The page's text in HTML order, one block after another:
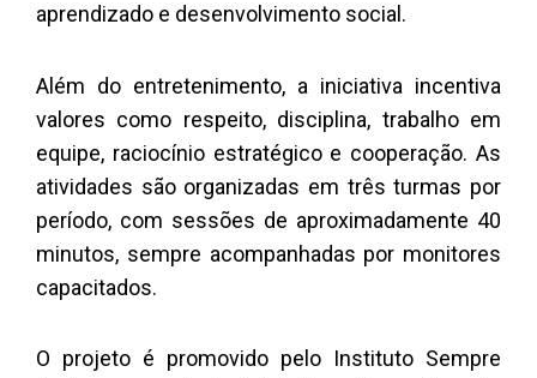
aprendizado e desenvolvimento social.
Além do entretenimento, a iniciativa incentiva
valores como respeito, disciplina, trabalho em
equipe, raciocínio estratégico e cooperação. As
atividades são organizadas em três turmas por
período, com sessões de aproximadamente 40
minutos, sempre acompanhadas por monitores
capacitados.
O projeto é promovido pelo Instituto Sempre